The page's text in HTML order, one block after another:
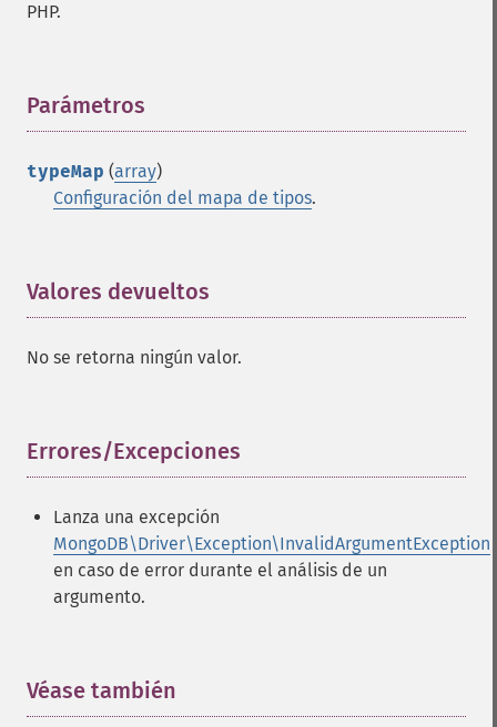
PHP.
Parámetros
typeMap (array)
Configuración del mapa de tipos.
Valores devueltos
No se retorna ningún valor.
Errores/Excepciones
Lanza una excepción
MongoDB\Driver\Exception\InvalidArgumentException
en caso de error durante el análisis de un
argumento.
Véase también